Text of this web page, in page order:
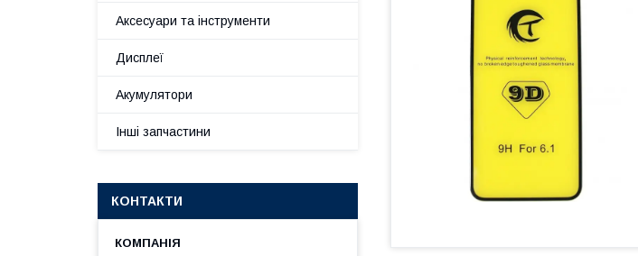
Аксесуари та інструменти
Дисплеї
Акумулятори
Інші запчастини
КОНТАКТИ